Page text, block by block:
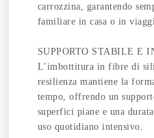
carrozzina, garantendo
familiare in casa o in
SUPPORTO STABILE E
L’imbottitura in fibre di
resilienza mantiene la
tempo, offrendo un
superfici piane e una
uso quotidiano intensivo.